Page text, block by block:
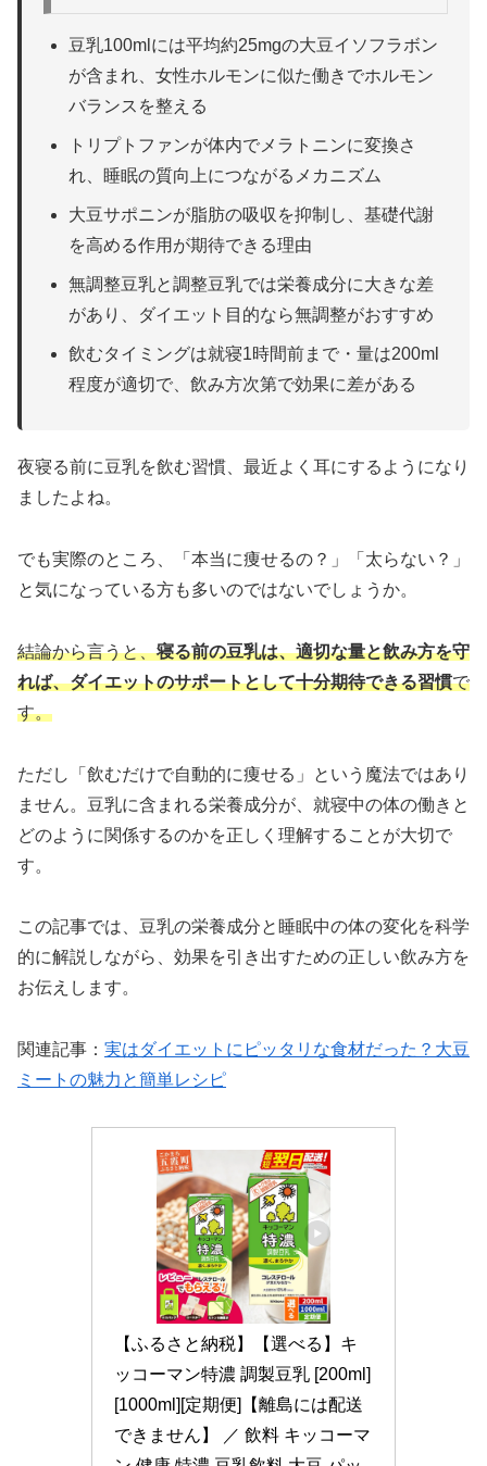
豆乳100mlには平均約25mgの大豆イソフラボン
が含まれ、女性ホルモンに似た働きでホルモン
バランスを整える
トリプトファンが体内でメラトニンに変換さ
れ、睡眠の質向上につながるメカニズム
大豆サポニンが脂肪の吸収を抑制し、基礎代謝
を高める作用が期待できる理由
無調整豆乳と調整豆乳では栄養成分に大きな差
があり、ダイエット目的なら無調整がおすすめ
飲むタイミングは就寝1時間前まで・量は200ml
程度が適切で、飲み方次第で効果に差がある
夜寝る前に豆乳を飲む習慣、最近よく耳にするようになり
ましたよね。
でも実際のところ、「本当に痩せるの？」「太らない？」
と気になっている方も多いのではないでしょうか。
結論から言うと、寝る前の豆乳は、適切な量と飲み方を守
れば、ダイエットのサポートとして十分期待できる習慣で
す。
ただし「飲むだけで自動的に痩せる」という魔法ではあり
ません。豆乳に含まれる栄養成分が、就寝中の体の働きと
どのように関係するのかを正しく理解することが大切で
す。
この記事では、豆乳の栄養成分と睡眠中の体の変化を科学
的に解説しながら、効果を引き出すための正しい飲み方を
お伝えします。
関連記事： 実はダイエットにピッタリな食材だった？大豆
ミートの魅力と簡単レシピ
【ふるさと納税】【選べる】キ
ッコーマン特濃 調製豆乳 [200ml]
[1000ml][定期便]【離島には配送
できません】 ／ 飲料 キッコーマ